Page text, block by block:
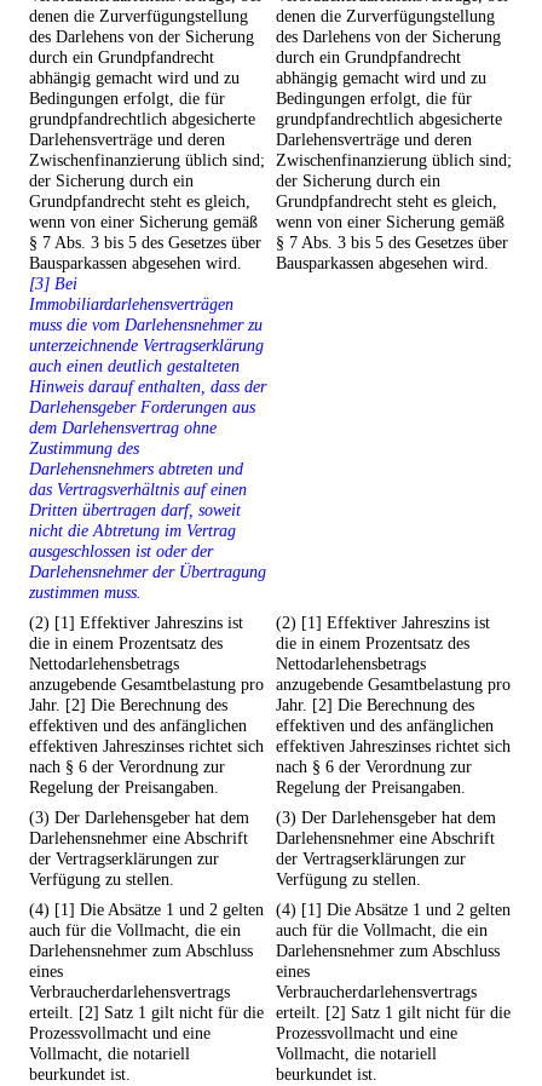
denen die Zurverfügungstellung
des Darlehens von der Sicherung
durch ein Grundpfandrecht
abhängig gemacht wird und zu
Bedingungen erfolgt, die für
grundpfandrechtlich abgesicherte
Darlehensverträge und deren
Zwischenfinanzierung üblich sind;
der Sicherung durch ein
Grundpfandrecht steht es gleich,
wenn von einer Sicherung gemäß
§ 7 Abs. 3 bis 5 des Gesetzes über
Bausparkassen abgesehen wird.
[3] Bei
Immobiliardarlehensverträgen
muss die vom Darlehensnehmer zu
unterzeichnende Vertragserklärung
auch einen deutlich gestalteten
Hinweis darauf enthalten, dass der
Darlehensgeber Forderungen aus
dem Darlehensvertrag ohne
Zustimmung des
Darlehensnehmers abtreten und
das Vertragsverhältnis auf einen
Dritten übertragen darf, soweit
nicht die Abtretung im Vertrag
ausgeschlossen ist oder der
Darlehensnehmer der Übertragung
zustimmen muss.
denen die Zurverfügungstellung
des Darlehens von der Sicherung
durch ein Grundpfandrecht
abhängig gemacht wird und zu
Bedingungen erfolgt, die für
grundpfandrechtlich abgesicherte
Darlehensverträge und deren
Zwischenfinanzierung üblich sind;
der Sicherung durch ein
Grundpfandrecht steht es gleich,
wenn von einer Sicherung gemäß
§ 7 Abs. 3 bis 5 des Gesetzes über
Bausparkassen abgesehen wird.
(2) [1] Effektiver Jahreszins ist
die in einem Prozentsatz des
Nettodarlehensbetrags
anzugebende Gesamtbelastung pro
Jahr. [2] Die Berechnung des
effektiven und des anfänglichen
effektiven Jahreszinses richtet sich
nach § 6 der Verordnung zur
Regelung der Preisangaben.
(2) [1] Effektiver Jahreszins ist
die in einem Prozentsatz des
Nettodarlehensbetrags
anzugebende Gesamtbelastung pro
Jahr. [2] Die Berechnung des
effektiven und des anfänglichen
effektiven Jahreszinses richtet sich
nach § 6 der Verordnung zur
Regelung der Preisangaben.
(3) Der Darlehensgeber hat dem
Darlehensnehmer eine Abschrift
der Vertragserklärungen zur
Verfügung zu stellen.
(3) Der Darlehensgeber hat dem
Darlehensnehmer eine Abschrift
der Vertragserklärungen zur
Verfügung zu stellen.
(4) [1] Die Absätze 1 und 2 gelten
auch für die Vollmacht, die ein
Darlehensnehmer zum Abschluss
eines
Verbraucherdarlehensvertrags
erteilt. [2] Satz 1 gilt nicht für die
Prozessvollmacht und eine
Vollmacht, die notariell
beurkundet ist.
(4) [1] Die Absätze 1 und 2 gelten
auch für die Vollmacht, die ein
Darlehensnehmer zum Abschluss
eines
Verbraucherdarlehensvertrags
erteilt. [2] Satz 1 gilt nicht für die
Prozessvollmacht und eine
Vollmacht, die notariell
beurkundet ist.